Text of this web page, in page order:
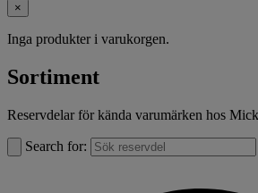
×
Inga produkter i varukorgen.
Sortiment
Reservdelar för kända varumärken hos
Search for: